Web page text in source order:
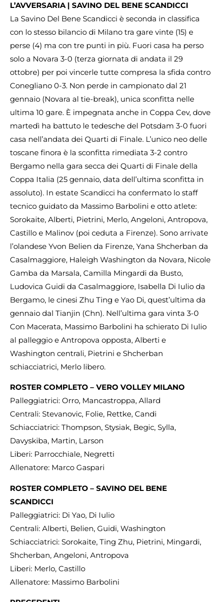
L’AVVERSARIA | SAVINO DEL BENE SCANDICCI
La Savino Del Bene Scandicci è seconda in classifica
con lo stesso bilancio di Milano tra gare vinte (15) e
perse (4) ma con tre punti in più. Fuori casa ha perso
solo a Novara 3-0 (terza giornata di andata il 29
ottobre) per poi vincerle tutte compresa la sfida contro
Conegliano 0-3. Non perde in campionato dal 21
gennaio (Novara al tie-break), unica sconfitta nelle
ultima 10 gare. È impegnata anche in Coppa Cev, dove
martedì ha battuto le tedesche del Potsdam 3-0 fuori
casa nell’andata dei Quarti di Finale. L’unico neo delle
toscane finora è la sconfitta rimediata 3-2 contro
Bergamo nella gara secca dei Quarti di Finale della
Coppa Italia (25 gennaio, data dell’ultima sconfitta in
assoluto). In estate Scandicci ha confermato lo staff
tecnico guidato da Massimo Barbolini e otto atlete:
Sorokaite, Alberti, Pietrini, Merlo, Angeloni, Antropova,
Castillo e Malinov (poi ceduta a Firenze). Sono arrivate
l’olandese Yvon Belien da Firenze, Yana Shcherban da
Casalmaggiore, Haleigh Washington da Novara, Nicole
Gamba da Marsala, Camilla Mingardi da Busto,
Ludovica Guidi da Casalmaggiore, Isabella Di Iulio da
Bergamo, le cinesi Zhu Ting e Yao Di, quest’ultima da
gennaio dal Tianjin (Chn). Nell’ultima gara vinta 3-0
Con Macerata, Massimo Barbolini ha schierato Di Iulio
al palleggio e Antropova opposta, Alberti e
Washington centrali, Pietrini e Shcherban
schiacciatrici, Merlo libero.
ROSTER COMPLETO – VERO VOLLEY MILANO
Palleggiatrici: Orro, Mancastroppa, Allard
Centrali: Stevanovic, Folie, Rettke, Candi
Schiacciatrici: Thompson, Stysiak, Begic, Sylla,
Davyskiba, Martin, Larson
Liberi: Parrocchiale, Negretti
Allenatore: Marco Gaspari
ROSTER COMPLETO – SAVINO DEL BENE
SCANDICCI
Palleggiatrici: Di Yao, Di Iulio
Centrali: Alberti, Belien, Guidi, Washington
Schiacciatrici: Sorokaite, Ting Zhu, Pietrini, Mingardi,
Shcherban, Angeloni, Antropova
Liberi: Merlo, Castillo
Allenatore: Massimo Barbolini